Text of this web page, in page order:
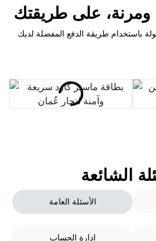
ومرنة، على طريقتك
باستخدام طريقة الدفع المفضلة لديك
الشائعة
الأسئلة العامة
إدارة الحساب